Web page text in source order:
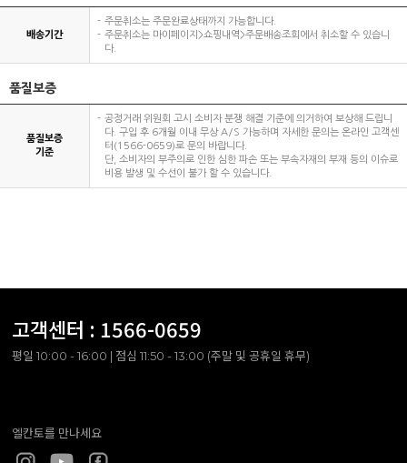
배송기간
주문취소는 주문완료상태까지 가능합니다.
주문취소는 마이페이지>쇼핑내역>주문배송조회에서 취소할 수 있습니
다.
품질보증
품질보증
기준
공정거래 위원회 고시 소비자 분쟁 해결 기준에 의거하여 보상해 드립니
다. 구입 후 6개월 이내 무상 A/S 가능하며 자세한 문의는 온라인 고객센
터(1566-0659)로 문의 바랍니다.
단, 소비자의 부주의로 인한 심한 파손 또는 부속자재의 부재 등의 이슈로
비용 발생 및 수선이 불가 할 수 있습니다.
고객센터 : 1566-0659
평일 10:00 - 16:00 | 점심 11:50 - 13:00 (주말 및 공휴일 휴무)
엘칸토를 만나세요